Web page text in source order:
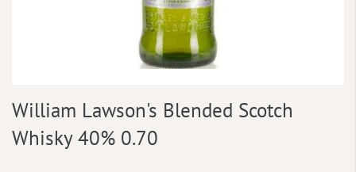
Anfang
der
Bildergalerie
William Lawson's Blended Scotch
Whisky 40% 0.70